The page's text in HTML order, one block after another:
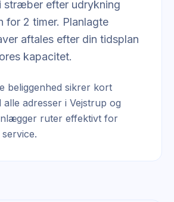
stræber efter udrykning
for 2 timer. Planlagte
aftales efter din tidsplan
kapacitet.
beliggenhed sikrer kort
adresser i Vejstrup og
ruter effektivt for